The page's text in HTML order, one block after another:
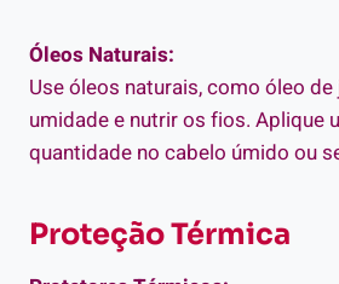
Óleos Naturais:
Use óleos naturais, como óleo
umidade e nutrir os fios. Aplique
quantidade no cabelo úmido ou
Proteção Térmica